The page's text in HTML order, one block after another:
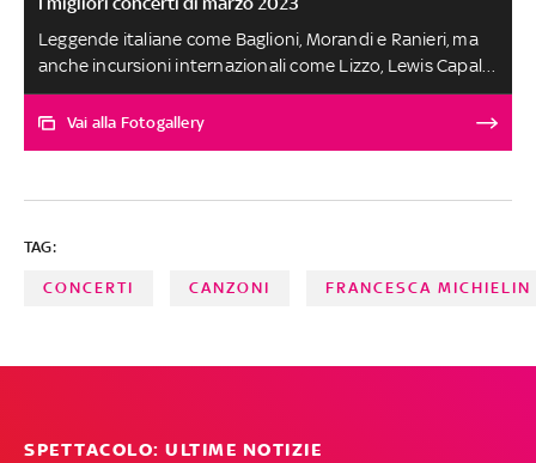
Leggende italiane come Baglioni, Morandi e Ranieri, ma
anche incursioni internazionali come Lizzo, Lewis Capaldi
e Roger Waters: ecco i concerti imperdibili di marzo
Vai alla Fotogallery
TAG:
CONCERTI CANZONI FRANCESCA MICHIELIN
SPETTACOLO: ULTIME NOTIZIE